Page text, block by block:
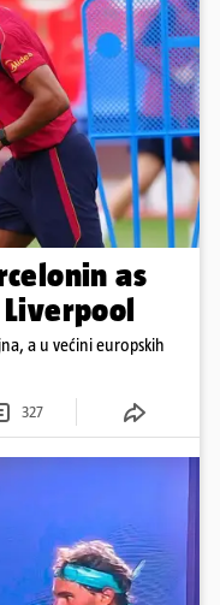
as
a u većini europskih
327